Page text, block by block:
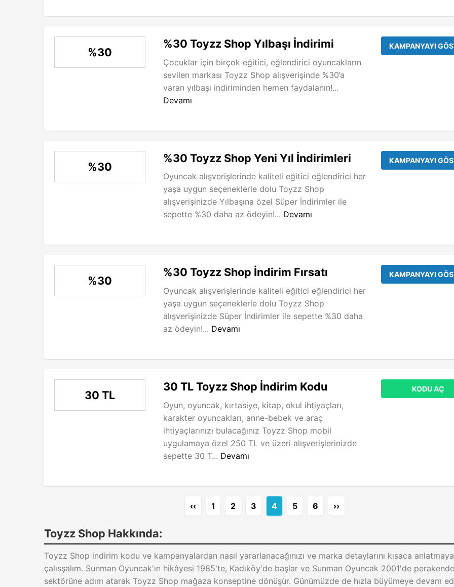
%30
%30 Toyzz Shop Yılbaşı İndirimi
Çocuklar için birçok eğitici, eğlendirici oyuncakların
sevilen markası Toyzz Shop alışverişinde %30’a
varan yılbaşı indiriminden hemen faydalanın!...
Devamı
KAMPANYAYI
%30
%30 Toyzz Shop Yeni Yıl İndirimleri
Oyuncak alışverişlerinde kaliteli eğitici eğlendirici her
yaşa uygun seçeneklerle dolu Toyzz Shop
alışverişinizde Yılbaşına özel Süper İndirimler ile
sepette %30 daha az ödeyin!... Devamı
KAMPANYAYI
%30
%30 Toyzz Shop İndirim Fırsatı
Oyuncak alışverişlerinde kaliteli eğitici eğlendirici her
yaşa uygun seçeneklerle dolu Toyzz Shop
alışverişinizde Süper İndirimler ile sepette %30 daha
az ödeyin!... Devamı
KAMPANYAYI
30 TL
30 TL Toyzz Shop İndirim Kodu
Oyun, oyuncak, kırtasiye, kitap, okul ihtiyaçları,
karakter oyuncakları, anne-bebek ve araç
ihtiyaçlarınızı bulacağınız Toyzz Shop mobil
uygulamaya özel 250 TL ve üzeri alışverişlerinizde
sepette 30 T... Devamı
KODU AÇ
‹‹ 1 2 3 4 5 6 ››
Toyzz Shop Hakkında:
Toyzz Shop indirim kodu ve kampanyalardan nasıl yararlanacağınızı ve marka detaylarını kısaca anlatmaya
çalısşalım. Sunman Oyuncak'ın hikâyesi 1985'te, Kadıköy'de başlar ve Sunman Oyuncak 2001'de perakende
sektörüne adım atarak Toyzz Shop mağaza konseptine dönüşür. Günümüzde de hızla büyümeye devam